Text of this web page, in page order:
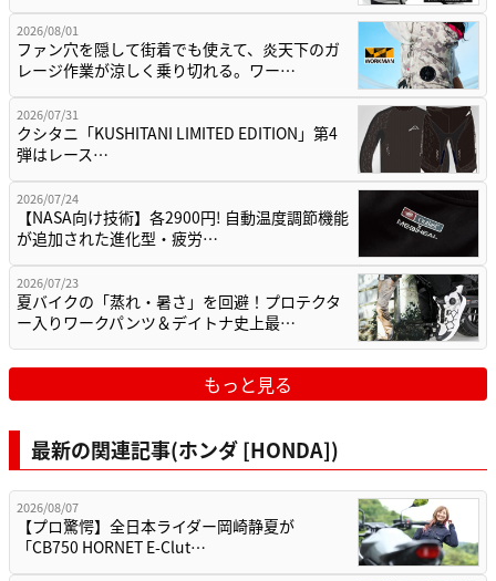
2026/08/01
ファン穴を隠して街着でも使えて、炎天下のガ
レージ作業が涼しく乗り切れる。ワー…
2026/07/31
クシタニ「KUSHITANI LIMITED EDITION」第4
弾はレース…
2026/07/24
【NASA向け技術】各2900円! 自動温度調節機能
が追加された進化型・疲労…
2026/07/23
夏バイクの「蒸れ・暑さ」を回避！プロテクタ
ー入りワークパンツ＆デイトナ史上最…
もっと見る
最新の関連記事(ホンダ [HONDA])
2026/08/07
【プロ驚愕】全日本ライダー岡崎静夏が
「CB750 HORNET E-Clut…